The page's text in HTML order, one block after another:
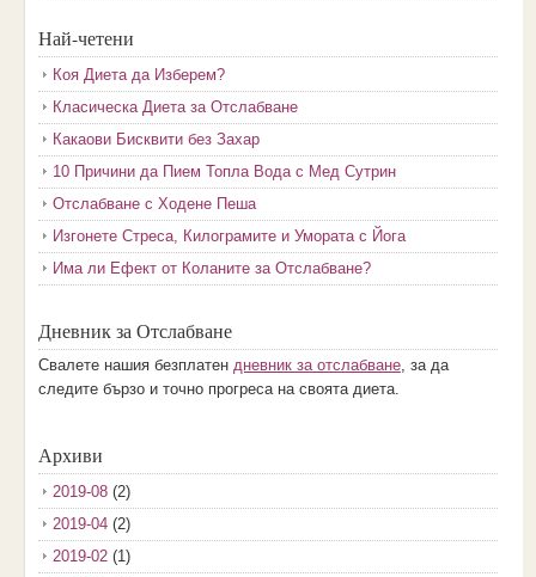
Най-четени
Коя Диета да Изберем?
Класическа Диета за Отслабване
Какаови Бисквити без Захар
10 Причини да Пием Топла Вода с Мед Сутрин
Отслабване с Ходене Пеша
Изгонете Стреса, Килограмите и Умората с Йога
Има ли Ефект от Коланите за Отслабване?
Дневник за Отслабване
Свалете нашия безплатен дневник за отслабване, за да
следите бързо и точно прогреса на своята диета.
Архиви
2019-08(2)
2019-04(2)
2019-02(1)